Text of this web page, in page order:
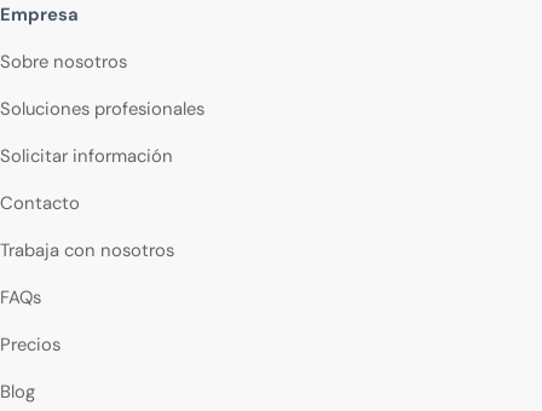
Empresa
Sobre nosotros
Soluciones profesionales
Solicitar información
Contacto
Trabaja con nosotros
FAQs
Precios
Blog